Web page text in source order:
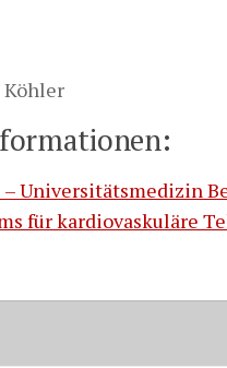
Köhler
– Universitätsmedizin
für kardiovaskuläre